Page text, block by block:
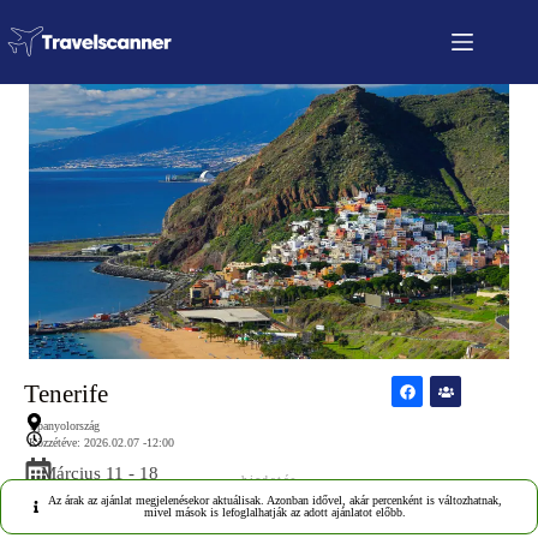
Tenerife
Spanyolország
Közzétéve: 2026.02.07 -12:00
Március 11 - 18
hirdetés
Az árak az ajánlat megjelenésekor aktuálisak. Azonban idővel, akár percenként is változhatnak,
mivel mások is lefoglalhatják az adott ajánlatot előbb.